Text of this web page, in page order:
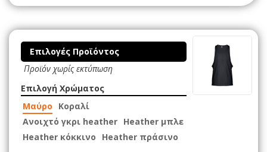
Επιλογές Προϊόντος
Προϊόν χωρίς εκτύπωση
Επιλογή Χρώματος
Μαύρο
Κοραλί
Ανοιχτό γκρι heather Heather μπλε
Heather κόκκινο
Heather πράσινο